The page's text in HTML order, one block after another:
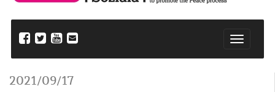
2021/09/17